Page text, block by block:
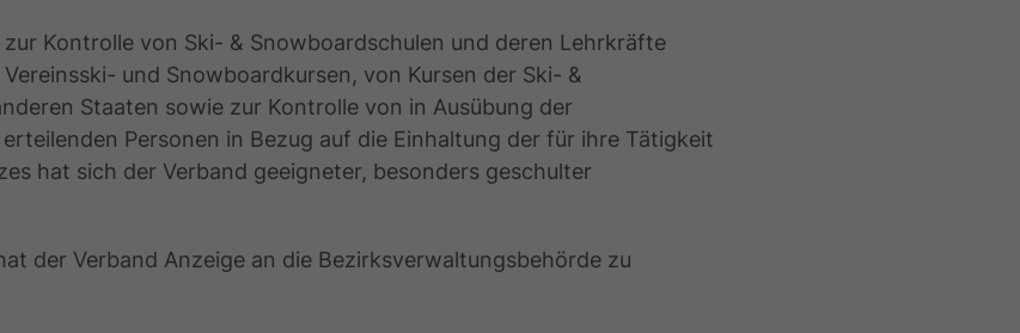
Kontrolle von Ski- & Snowboardschulen und deren Lehrkräfte
und Snowboardkursen, von Kursen der Ski- &
Staaten sowie zur Kontrolle von in Ausübung der
Personen in Bezug auf die Einhaltung der für ihre Tätigkeit
hat sich der Verband geeigneter, besonders geschulter
der Verband Anzeige an die Bezirksverwaltungsbehörde zu